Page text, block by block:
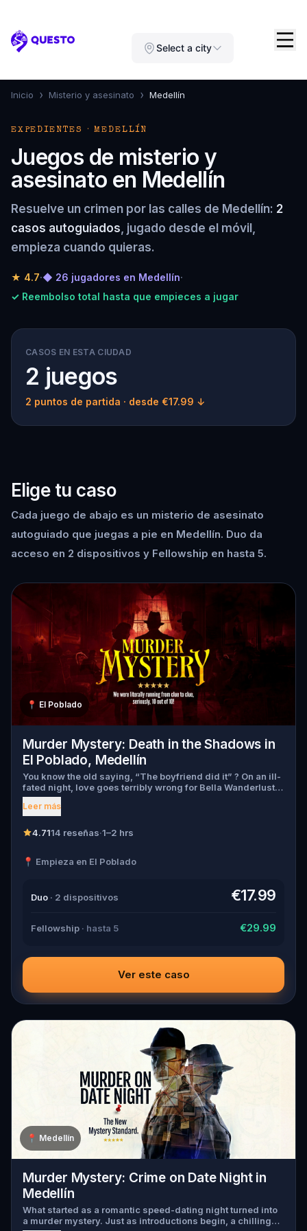
Questo Select a city
Inicio › Misterio y asesinato › Medellín
EXPEDIENTES · MEDELLÍN
Juegos de misterio y
asesinato en Medellín
Resuelve un crimen por las calles de Medellín: 2
casos autoguiados, jugado desde el móvil,
empieza cuando quieras.
★ 4.7·◆ 26 jugadores en Medellín·
✓ Reembolso total hasta que empieces a jugar
CASOS EN ESTA CIUDAD
2 juegos
2 puntos de partida · desde €17.99 ↓
Elige tu caso
Cada juego de abajo es un misterio de asesinato
autoguiado que juegas a pie en Medellín. Duo da
acceso en 2 dispositivos y Fellowship en hasta 5.
📍 El Poblado
Murder Mystery: Death in the Shadows in
El Poblado, Medellín
You know the old saying, “The boyfriend did it” ? On an ill-
fated night, love goes terribly wrong for Bella Wanderlust
and Walter Bridges . Bella, a famous travel blogger, was
found dead during a ghost tour led by the theatrical Percy
Walter, the obsessed boyfriend? Percy, the ghost tour
suspects, and expose the real murderer before they strike
Leer más
4.7114 reseñas·1–2 hrs
📍 Empieza en El Poblado
Duo · 2 dispositivos €17.99
Fellowship · hasta 5 €29.99
Ver este caso
📍 Medellín
Murder Mystery: Crime on Date Night in
Medellín
What started as a romantic speed-dating night turned into
a murder mystery. Just as introductions begin, a chilling